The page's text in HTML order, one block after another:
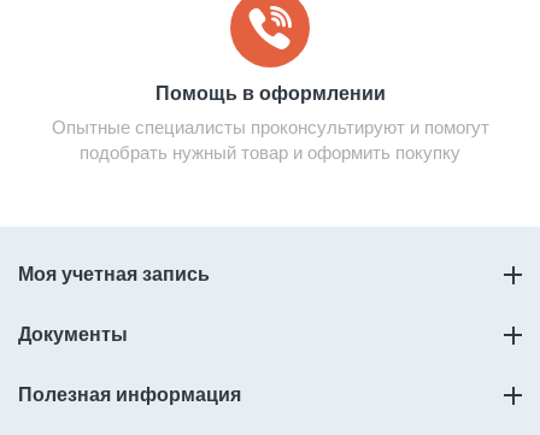
Помощь в оформлении
Опытные специалисты проконсультируют и помогут
подобрать нужный товар и оформить покупку
Моя учетная запись
Документы
Полезная информация